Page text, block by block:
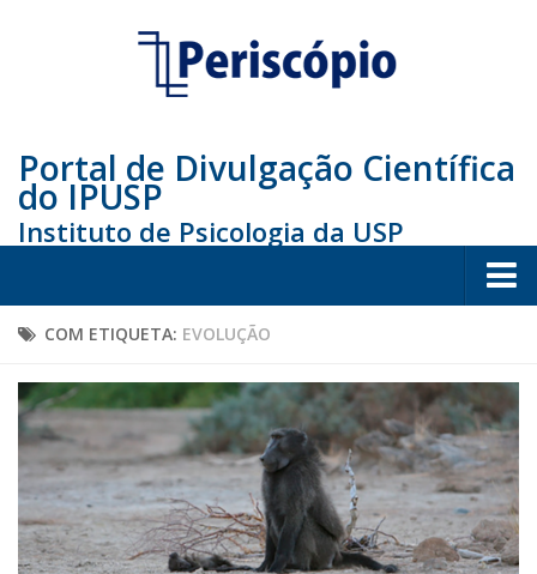
Portal de Divulgação Científica
do IPUSP
Instituto de Psicologia da USP
Home
Educação
Arte e Cultura
Bio
Saúde
COM ETIQUETA: EVOLUÇÃO